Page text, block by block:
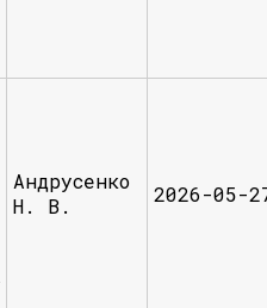
Андрусенко
Н. В.
2026-05-